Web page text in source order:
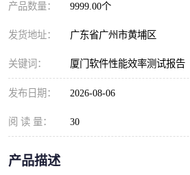
产品数量： 9999.00个
发货地址： 广东省广州市黄埔区
关键词： 厦门软件性能效率测试报告
发布日期： 2026-08-06
阅 读 量： 30
产品描述